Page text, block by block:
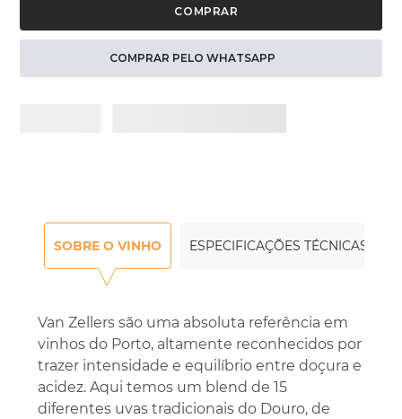
COMPRAR PELO WHATSAPP
SOBRE O VINHO ESPECIFICAÇÕES TÉCNICAS
Van Zellers são uma absoluta referência em
vinhos do Porto, altamente reconhecidos por
trazer intensidade e equilíbrio entre doçura e
acidez. Aqui temos um blend de 15
diferentes uvas tradicionais do Douro, de